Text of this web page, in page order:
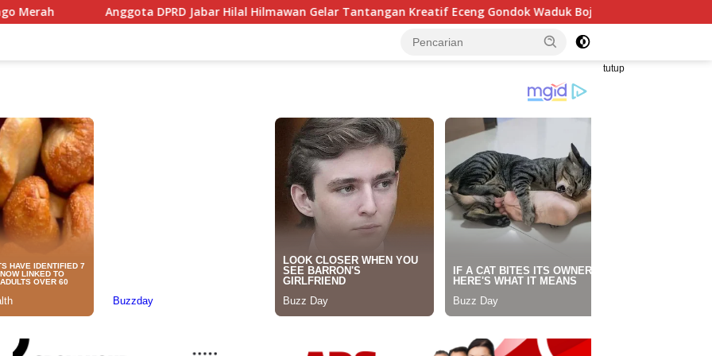
DPRD Jabar Hilal Hilmawan Gelar Tantangan Kreatif Eceng Gondok Waduk Bojongsari, Sediakan Hadiah Rp10 Juta dan
tutup